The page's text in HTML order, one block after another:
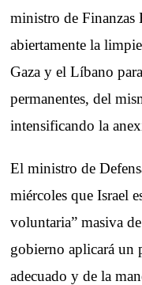
ministro de Finanzas
abiertamente la
Gaza y el Líbano
permanentes, del
intensificando la
El ministro de
miércoles que Israel
voluntaria” masiva
gobierno aplicará un
adecuado y de la